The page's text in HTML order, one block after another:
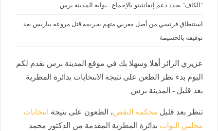
"الكاف" يجدد دعم إنفانتينو بالإجماع - بوابة المدينة برس
استنطاق فرنسي من أصل مغربي متهم بجريمة قتل مروعة بباريس بعد
توقيفه بالحسيمة
عزيزي الزائر أهلا وسهلا بك في موقع المدينة برس نقدم لكم
اليوم بدء نظر الطعن على نتيجة الانتخابات بدائرة المطرية
بعد قليل - المدينة برس
تنظر بعد قليل محكمة النقض، الطعون على نتيجة انتخابات
مجلس النواب بدائرة المطرية المقدمة من الدكتور محمد